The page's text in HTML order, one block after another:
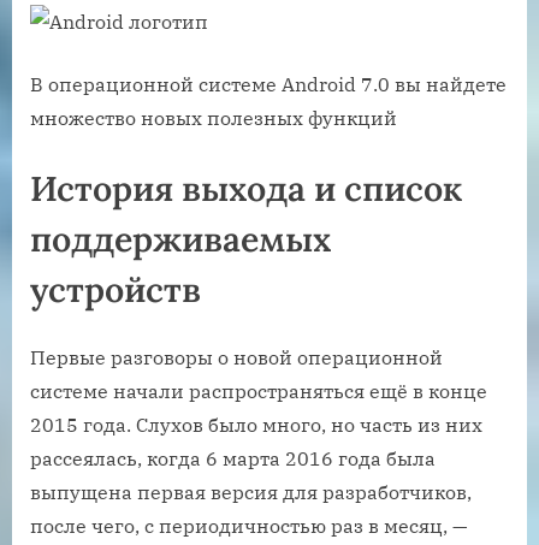
В операционной системе Android 7.0 вы найдете
множество новых полезных функций
История выхода и список
поддерживаемых
устройств
Первые разговоры о новой операционной
системе начали распространяться ещё в конце
2015 года. Слухов было много, но часть из них
рассеялась, когда 6 марта 2016 года была
выпущена первая версия для разработчиков,
после чего, с периодичностью раз в месяц, —